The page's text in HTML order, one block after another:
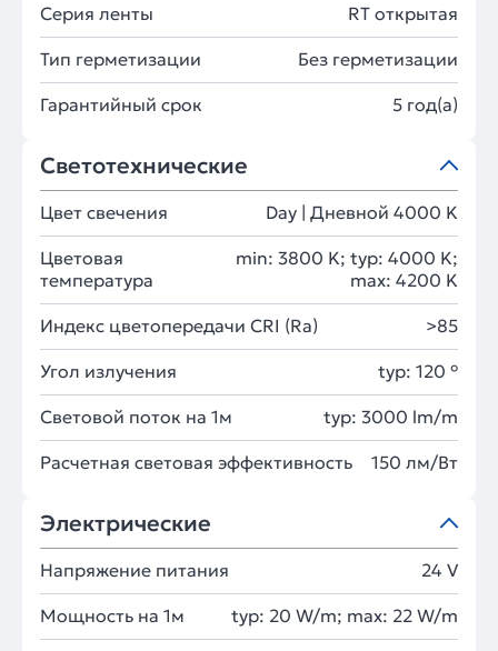
Серия ленты RT открытая
Тип герметизации Без герметизации
Гарантийный срок 5 год(а)
Светотехнические
Цвет свечения Day | Дневной 4000 K
Цветовая
температура
min: 3800 K; typ: 4000 K;
max: 4200 K
Индекс цветопередачи CRI (Ra) >85
Угол излучения typ: 120 °
Световой поток на 1м typ: 3000 lm/m
Расчетная световая эффективность 150 лм/Вт
Электрические
Напряжение питания 24 V
Мощность на 1м typ: 20 W/m; max: 22 W/m